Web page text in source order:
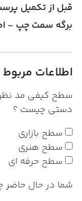
قبل از تکمیل
برگه سمت چپ -
اطلاعات
سطح کیفی مد نظر
دستی چیست ؟
سطح بازاری
سطح هنری
سطح حرفه ای
شما در حال حاضر